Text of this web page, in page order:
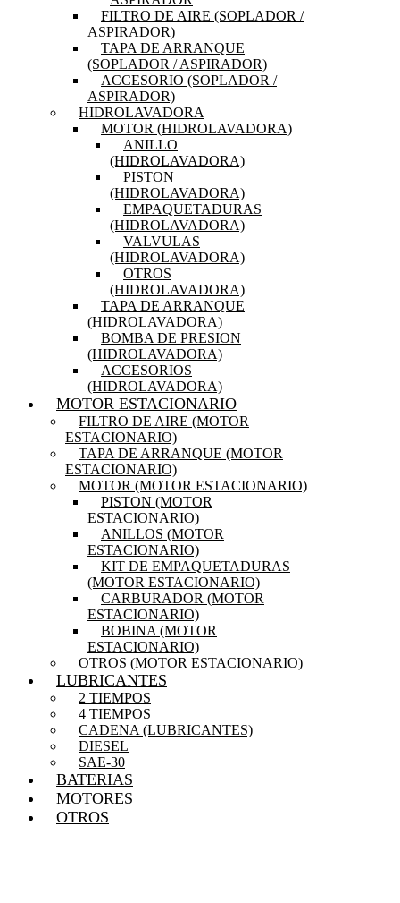
FILTRO DE AIRE (SOPLADOR /
ASPIRADOR)
TAPA DE ARRANQUE
(SOPLADOR / ASPIRADOR)
ACCESORIO (SOPLADOR /
ASPIRADOR)
HIDROLAVADORA
MOTOR (HIDROLAVADORA)
ANILLO
(HIDROLAVADORA)
PISTON
(HIDROLAVADORA)
EMPAQUETADURAS
(HIDROLAVADORA)
VALVULAS
(HIDROLAVADORA)
OTROS
(HIDROLAVADORA)
TAPA DE ARRANQUE
(HIDROLAVADORA)
BOMBA DE PRESION
(HIDROLAVADORA)
ACCESORIOS
(HIDROLAVADORA)
MOTOR ESTACIONARIO
FILTRO DE AIRE (MOTOR
ESTACIONARIO)
TAPA DE ARRANQUE (MOTOR
ESTACIONARIO)
MOTOR (MOTOR ESTACIONARIO)
PISTON (MOTOR
ESTACIONARIO)
ANILLOS (MOTOR
ESTACIONARIO)
KIT DE EMPAQUETADURAS
(MOTOR ESTACIONARIO)
CARBURADOR (MOTOR
ESTACIONARIO)
BOBINA (MOTOR
ESTACIONARIO)
OTROS (MOTOR ESTACIONARIO)
LUBRICANTES
2 TIEMPOS
4 TIEMPOS
CADENA (LUBRICANTES)
DIESEL
SAE-30
BATERIAS
MOTORES
OTROS